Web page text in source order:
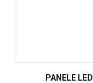
PANELE LED